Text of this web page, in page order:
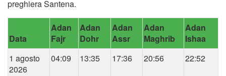
preghiera Santena.
Data
Adan
Fajr
Adan
Dohr
Adan
Assr
Adan
Maghrib
Adan
Ishaa
1 agosto
2026
04:09 13:35 17:36 20:56 22:52